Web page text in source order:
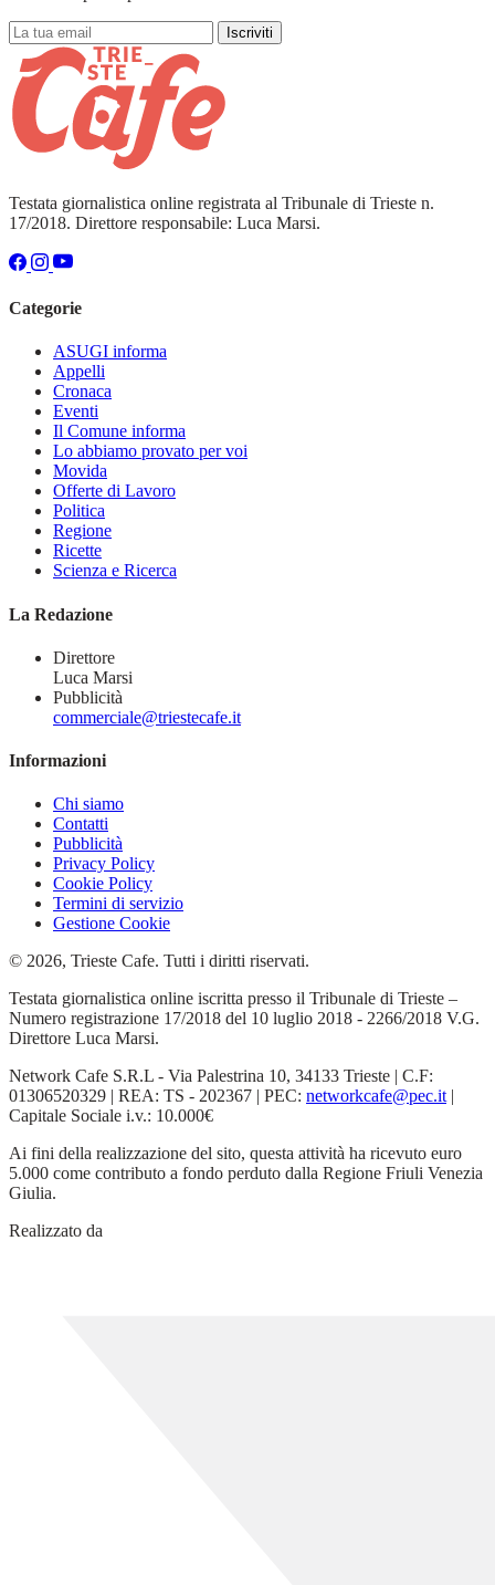
Iscriviti
Testata giornalistica online registrata al Tribunale di Trieste n.
17/2018. Direttore responsabile: Luca Marsi.
Categorie
ASUGI informa
Appelli
Cronaca
Eventi
Il Comune informa
Lo abbiamo provato per voi
Movida
Offerte di Lavoro
Politica
Regione
Ricette
Scienza e Ricerca
La Redazione
Direttore
Luca Marsi
Pubblicità
commerciale@triestecafe.it
Informazioni
Chi siamo
Contatti
Pubblicità
Privacy Policy
Cookie Policy
Termini di servizio
Gestione Cookie
© 2026, Trieste Cafe. Tutti i diritti riservati.
Testata giornalistica online iscritta presso il Tribunale di Trieste –
Numero registrazione 17/2018 del 10 luglio 2018 - 2266/2018 V.G.
Direttore Luca Marsi.
Network Cafe S.R.L - Via Palestrina 10, 34133 Trieste | C.F:
01306520329 | REA: TS - 202367 | PEC: networkcafe@pec.it |
Capitale Sociale i.v.: 10.000€
Ai fini della realizzazione del sito, questa attività ha ricevuto euro
5.000 come contributo a fondo perduto dalla Regione Friuli Venezia
Giulia.
Realizzato da